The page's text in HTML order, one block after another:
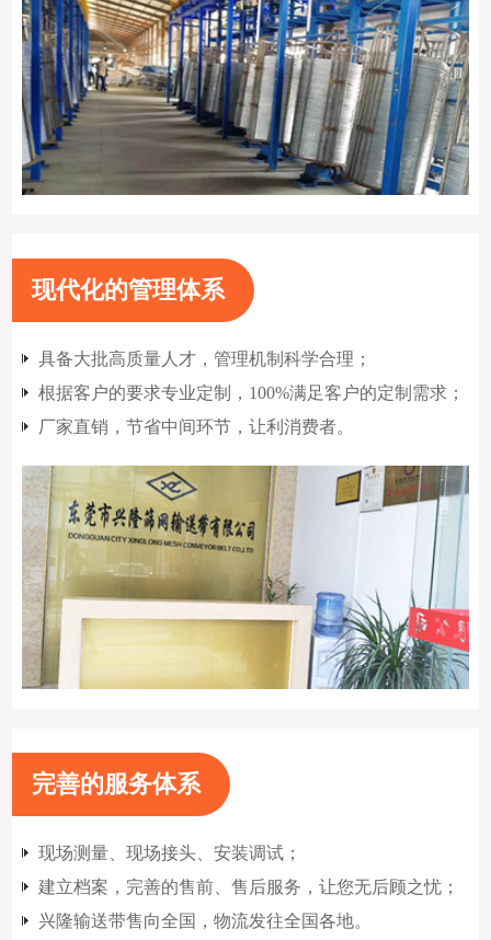
现代化的管理体系
具备大批高质量人才，管理机制科学合理；
根据客户的要求专业定制，100%满足客户的定制需求；
厂家直销，节省中间环节，让利消费者。
完善的服务体系
现场测量、现场接头、安装调试；
建立档案，完善的售前、售后服务，让您无后顾之忧；
兴隆输送带售向全国，物流发往全国各地。